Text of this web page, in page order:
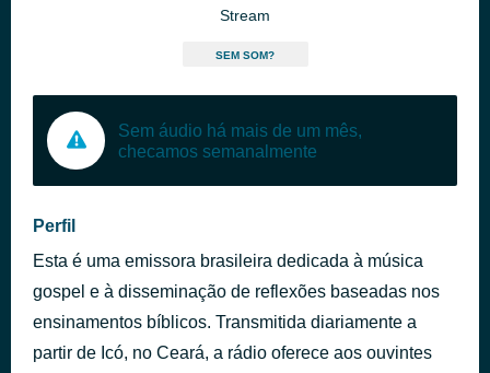
Stream
SEM SOM?
Sem áudio há mais de um mês,
checamos semanalmente
Perfil
Esta é uma emissora brasileira dedicada à música
gospel e à disseminação de reflexões baseadas nos
ensinamentos bíblicos. Transmitida diariamente a
partir de Icó, no Ceará, a rádio oferece aos ouvintes